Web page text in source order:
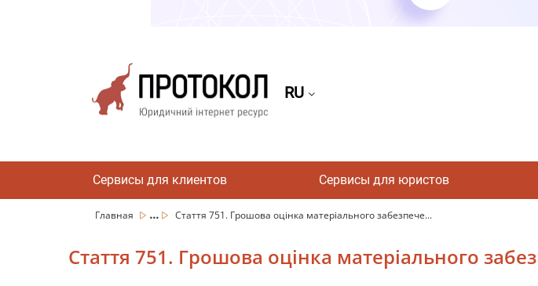
RU
Сервисы для клиентов Сервисы для юристов
Главная ... Стаття 751. Грошова оцінка матеріального забезпече...
Стаття 751. Грошова оцінка матеріального